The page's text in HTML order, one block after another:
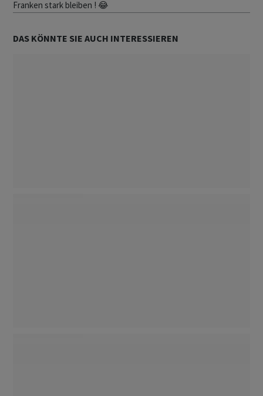
Franken stark bleiben ! 😂
DAS KÖNNTE SIE AUCH INTERESSIEREN